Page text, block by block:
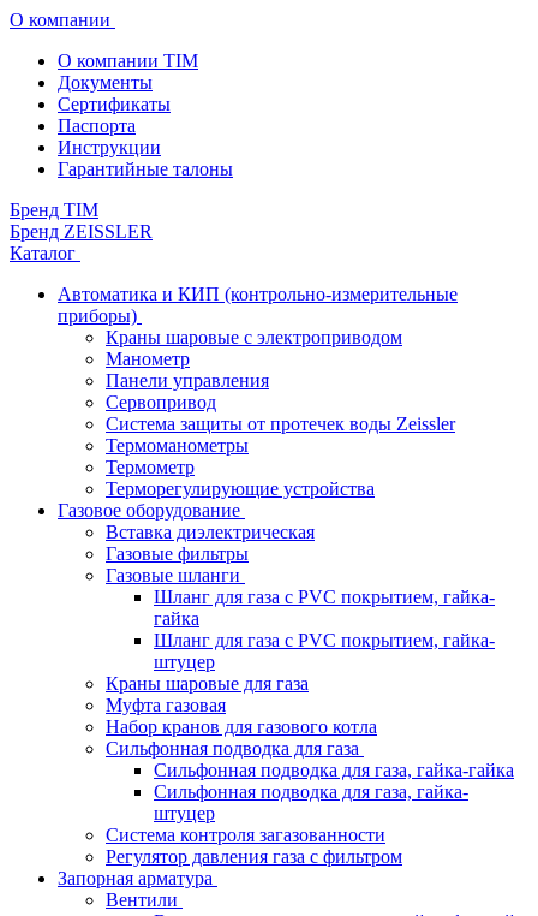
О компании
О компании TIM
Документы
Сертификаты
Паспорта
Инструкции
Гарантийные талоны
Бренд TIM
Бренд ZEISSLER
Каталог
Автоматика и КИП (контрольно-измерительные
приборы)
Краны шаровые с электроприводом
Манометр
Панели управления
Сервопривод
Система защиты от протечек воды Zeissler
Термоманометры
Термометр
Терморегулирующие устройства
Газовое оборудование
Вставка диэлектрическая
Газовые фильтры
Газовые шланги
Шланг для газа с PVC покрытием, гайка-
гайка
Шланг для газа с PVC покрытием, гайка-
штуцер
Краны шаровые для газа
Муфта газовая
Набор кранов для газового котла
Сильфонная подводка для газа
Сильфонная подводка для газа, гайка-гайка
Сильфонная подводка для газа, гайка-
штуцер
Система контроля загазованности
Регулятор давления газа с фильтром
Запорная арматура
Вентили